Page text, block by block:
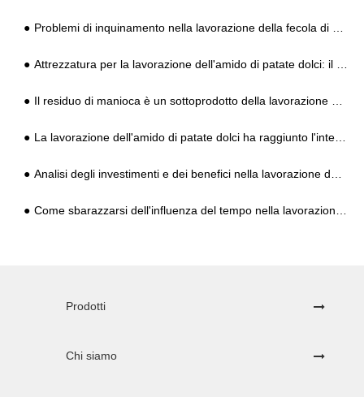
Problemi di inquinamento nella lavorazione della fecola di patate dolci nelle aree rurali e domanda di attrezzature e tecnologia
Attrezzatura per la lavorazione dell'amido di patate dolci: il principio di funzionamento dell'essiccatore ad aria pulsata
Il residuo di manioca è un sottoprodotto della lavorazione dell'amido di manioca
La lavorazione dell'amido di patate dolci ha raggiunto l'integrazione
Analisi degli investimenti e dei benefici nella lavorazione dell'amido di patate dolci
Come sbarazzarsi dell'influenza del tempo nella lavorazione dell'amido di manioca?
Prodotti
Chi siamo